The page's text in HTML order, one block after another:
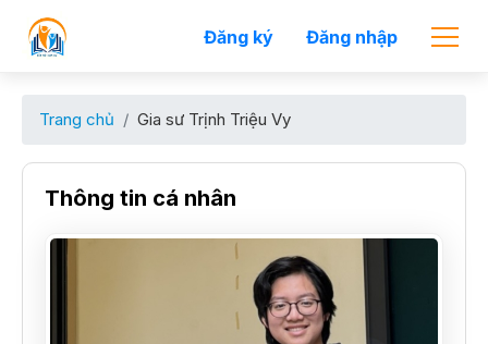
Đăng ký Đăng nhập
Trang chủ Gia sư Trịnh Triệu Vy
Thông tin cá nhân